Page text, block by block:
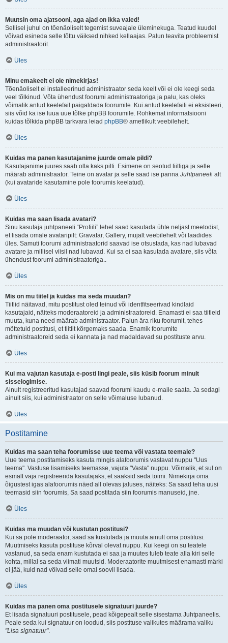
Muutsin oma ajatsooni, aga ajad on ikka valed!
Sellisel juhul on tõenäoliselt tegemist suveajale üleminekuga. Teatud kuudel
võivad esineda selle tõttu väiksed nihked kellaajas. Palun teavita probleemist
administraatorit.
Üles
Minu emakeelt ei ole nimekirjas!
Tõenäoliselt ei installeerinud administraator seda keelt või ei ole keegi seda
veel tõlkinud. Võta ühendust foorumi administraatoriga ja palu, kas oleks
võimalik antud keelefail paigaldada foorumile. Kui antud keelefaili ei eksisteeri,
siis võid ka ise luua uue tõlke phpBB foorumile. Rohkemat informatsiooni
kuidas tõlkida phpBB tarkvara leiad phpBB® ametlikult veebilehelt.
Üles
Kuidas ma panen kasutajanime juurde omale pildi?
Kasutajanime juures saab olla kaks pilti. Esimene on seotud tiitliga ja selle
määrab administraator. Teine on avatar ja selle saad ise panna Juhtpaneeli alt
(kui avataride kasutamine pole foorumis keelatud).
Üles
Kuidas ma saan lisada avatari?
Sinu kasutaja juhtpaneeli “Profiili” lehel saad kasutada ühte neljast meetodist,
et lisada omale avataripilt: Gravatar, Gallery, mujalt veebilehelt või laadides
üles. Samuti foorumi administraatorid saavad ise otsustada, kas nad lubavad
avatare ja millisel viisil nad lubavad. Kui sa ei saa kasutada avatare, siis võta
ühendust foorumi administraatoriga..
Üles
Mis on mu tiitel ja kuidas ma seda muudan?
Tiitlid näitavad, mitu postitust oled teinud või identfitseerivad kindlaid
kasutajaid, näiteks moderaatoreid ja administraatoreid. Enamasti ei saa tiitleid
muuta, kuna need määrab administraator. Palun ära riku foorumit, tehes
mõttetuid postitusi, et tiitlit kõrgemaks saada. Enamik foorumite
administraatoreid seda ei kannata ja nad madaldavad su postituste arvu.
Üles
Kui ma vajutan kasutaja e-posti lingi peale, siis küsib foorum minult
sisselogimise.
Ainult registreeritud kasutajad saavad foorumi kaudu e-maile saata. Ja sedagi
ainult siis, kui administraator on selle võimaluse lubanud.
Üles
Postitamine
Kuidas ma saan teha foorumisse uue teema või vastata teemale?
Uue teema postitamiseks kasuta mingis alafoorumis vastavat nuppu "Uus
teema". Vastuse lisamiseks teemasse, vajuta "Vasta" nuppu. Võimalik, et sul on
esmalt vaja registreerida kasutajaks, et saaksid seda toimi. Nimekirja oma
õigustest igas alafoorumis näed all olevas jaluses, näiteks: Sa saad teha uusi
teemasid siin foorumis, Sa saad postitada siin foorumis manuseid, jne.
Üles
Kuidas ma muudan või kustutan postitusi?
Kui sa pole moderaator, saad sa kustutada ja muuta ainult oma postitusi.
Muutmiseks kasuta postituse kõrval olevat nuppu. Kui keegi on su teatele
vastanud, sa seda enam kustutada ei saa ja muutes tuleb teate alla kiri selle
kohta, millal sa seda viimati muutsid. Moderaatorite muutmisest enamasti märki
ei jää, kuid nad võivad selle omal soovil lisada.
Üles
Kuidas ma panen oma postitusele signatuuri juurde?
Et lisada signatuuri postitusele, pead kõigepealt selle sisestama Juhtpaneelis.
Peale seda kui signatuur on loodud, siis postituse valikutes määrama valiku
"Lisa signatuur".